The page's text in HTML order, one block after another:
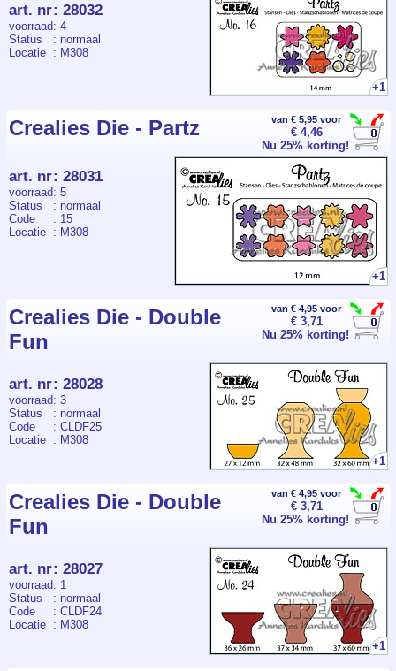
+1
art. nr: 28032
voorraad: 4
Status
: normaal
Locatie : M308
van € 5,95 voor
€ 4,46
Nu 25% korting!
Crealies Die - Partz
+1
art. nr: 28031
voorraad: 5
Status
: normaal
Code
: 15
Locatie : M308
van € 4,95 voor
€ 3,71
Nu 25% korting!
Crealies Die - Double
Fun
+1
art. nr: 28028
voorraad: 3
Status
: normaal
Code
: CLDF25
Locatie : M308
van € 4,95 voor
€ 3,71
Nu 25% korting!
Crealies Die - Double
Fun
+1
art. nr: 28027
voorraad: 1
Status
: normaal
Code
: CLDF24
Locatie : M308